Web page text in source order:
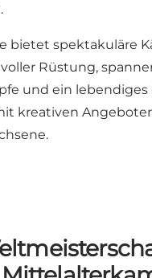
bietet spektakuläre
Rüstung,
und ein
kreativen